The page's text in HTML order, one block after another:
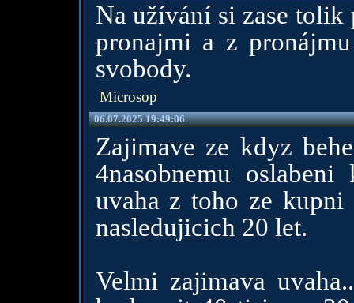
Na užívání si zase tolik
pronajmi a z
svobody.
Microsop
06.07.2025 19:49:06
Zajimave ze kdyz
4nasobnemu
uvaha z toho ze kupni
nasledujicich 20 let.
Velmi zajimava